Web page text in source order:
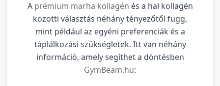
A prémium marha kollagén és a hal kollagén
közötti választás néhány tényezőtől függ,
mint például az egyéni preferenciák és a
táplálkozási szükségletek. Itt van néhány
információ, amely segíthet a döntésben
GymBeam.hu: